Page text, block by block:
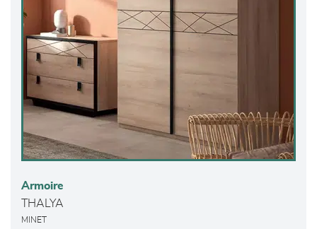
Armoire
THALYA
MINET